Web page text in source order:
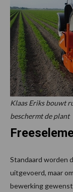
Klaas Eriks bouwt
beschermt de plant
Standaard worden
uitgevoerd, maar
bewerking